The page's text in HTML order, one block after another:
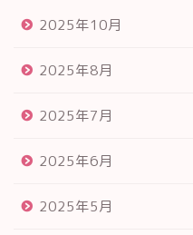
2025年10月
2025年8月
2025年7月
2025年6月
2025年5月